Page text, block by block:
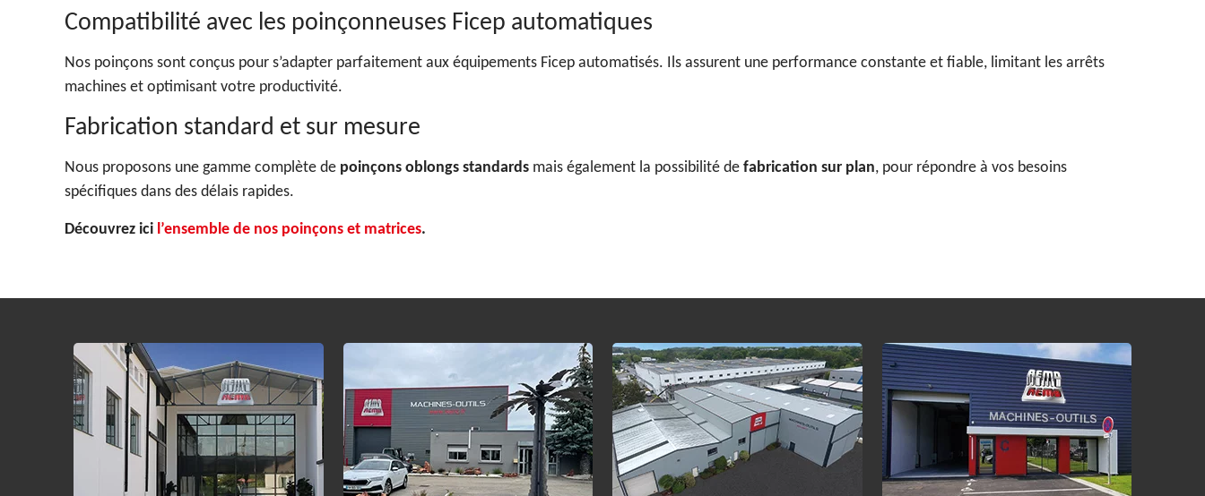
Compatibilité avec les poinçonneuses Ficep automatiques
Nos poinçons sont conçus pour s’adapter parfaitement aux équipements Ficep automatisés. Ils assurent une performance constante et fiable, limitant les arrêts
machines et optimisant votre productivité.
Fabrication standard et sur mesure
Nous proposons une gamme complète de poinçons oblongs standards mais également la possibilité defabrication sur plan, pour répondre à vos besoins
spécifiques dans des délais rapides.
Découvrez ici l’ensemble de nos poinçons et matrices.